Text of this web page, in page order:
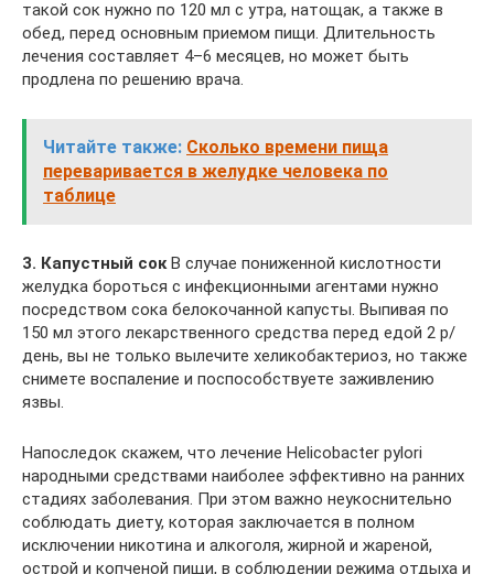
такой сок нужно по 120 мл с утра, натощак, а также в
обед, перед основным приемом пищи. Длительность
лечения составляет 4–6 месяцев, но может быть
продлена по решению врача.
Читайте также: Cколько времени пища
переваривается в желудке человека по
таблице
3. Капустный сокВ случае пониженной кислотности
желудка бороться с инфекционными агентами нужно
посредством сока белокочанной капусты. Выпивая по
150 мл этого лекарственного средства перед едой 2 р/
день, вы не только вылечите хеликобактериоз, но также
снимете воспаление и поспособствуете заживлению
язвы.
Напоследок скажем, что лечение Helicobacter pylori
народными средствами наиболее эффективно на ранних
стадиях заболевания. При этом важно неукоснительно
соблюдать диету, которая заключается в полном
исключении никотина и алкоголя, жирной и жареной,
острой и копченой пищи, в соблюдении режима отдыха и